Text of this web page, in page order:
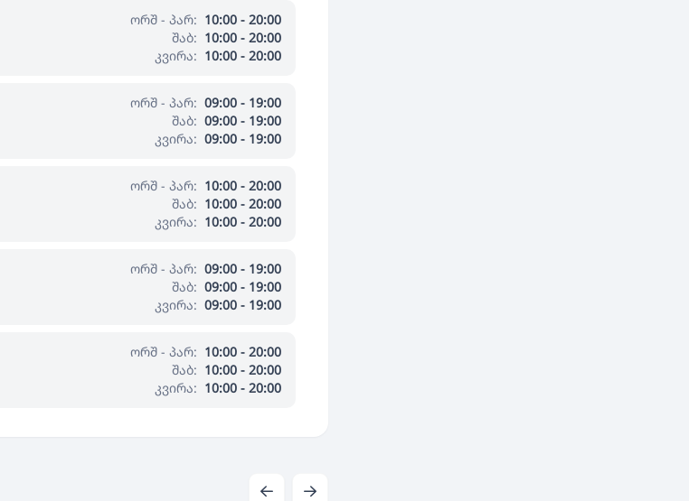
ორშ - პარ: 10:00 - 20:00
შაბ: 10:00 - 20:00
კვირა: 10:00 - 20:00
ორშ - პარ: 09:00 - 19:00
შაბ: 09:00 - 19:00
კვირა: 09:00 - 19:00
ორშ - პარ: 10:00 - 20:00
შაბ: 10:00 - 20:00
კვირა: 10:00 - 20:00
ორშ - პარ: 09:00 - 19:00
შაბ: 09:00 - 19:00
კვირა: 09:00 - 19:00
ორშ - პარ: 10:00 - 20:00
შაბ: 10:00 - 20:00
კვირა: 10:00 - 20:00